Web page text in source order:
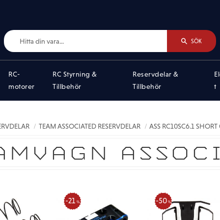
SÖK
RC-
motorer
RC Styrning &
Tillbehör
Reservdelar &
Tillbehör
t
TEAM ASSOCIATED RESERVDELAR ASS RC10SC6.1 SHORT
21 % 50 %